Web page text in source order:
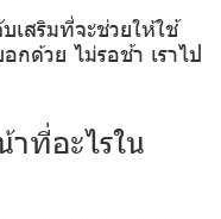
เสริมที่จะช่วยให้ใช้
กด้วย ไม่รอช้า เราไป
ที่อะไรใน